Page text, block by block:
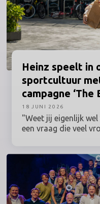
Heinz speelt in
sportcultuur
campagne ‘The
"Weet jij eigenlijk
een vraag die veel
sportmomenten en
vaak ontwikkeld
de sportfan. Heinz
en zet vrouwelijke
Catch-Up: een
18 JUNI 2026